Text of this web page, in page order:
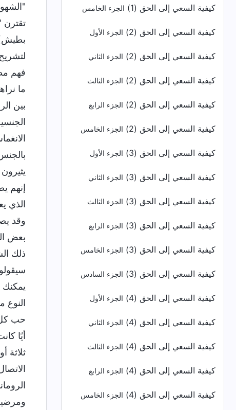
كيفية السعي إلى الحق (1) الجزء الخامس
كيفية السعي إلى الحق (2) الجزء الأول
كيفية السعي إلى الحق (2) الجزء الثاني
كيفية السعي إلى الحق (2) الجزء الثالث
كيفية السعي إلى الحق (2) الجزء الرابع
كيفية السعي إلى الحق (2) الجزء الخامس
كيفية السعي إلى الحق (3) الجزء الأول
كيفية السعي إلى الحق (3) الجزء الثاني
كيفية السعي إلى الحق (3) الجزء الثالث
كيفية السعي إلى الحق (3) الجزء الرابع
كيفية السعي إلى الحق (3) الجزء الخامس
كيفية السعي إلى الحق (3) الجزء السادس
كيفية السعي إلى الحق (4) الجزء الأول
كيفية السعي إلى الحق (4) الجزء الثاني
كيفية السعي إلى الحق (4) الجزء الثالث
كيفية السعي إلى الحق (4) الجزء الرابع
كيفية السعي إلى الحق (4) الجزء الخامس